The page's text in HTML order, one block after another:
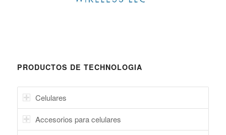
PRODUCTOS DE TECHNOLOGIA
Celulares
Accesorios para celulares